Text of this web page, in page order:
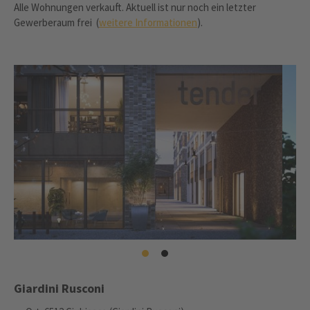
Alle Wohnungen verkauft. Aktuell ist nur noch ein letzter
Gewerberaum frei (weitere Informationen).
Giardini Rusconi